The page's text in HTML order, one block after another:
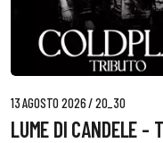
13 AGOSTO 2026 / 20_30
LUME DI CANDELE -